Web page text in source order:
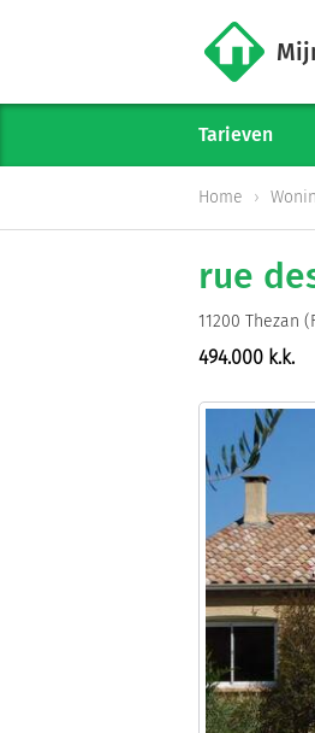
Tarieven
Home
rue
11200 Thezan
494.000 k.k.